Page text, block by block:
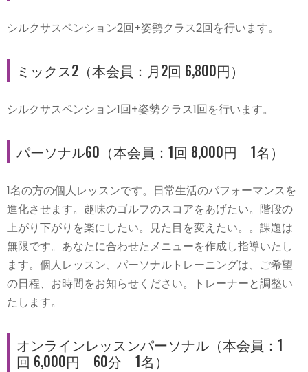
シルクサスペンション2回+姿勢クラス2回を行います。
ミックス2（本会員：月2回 6,800円）
シルクサスペンション1回+姿勢クラス1回を行います。
パーソナル60（本会員：1回 8,000円 1名）
1名の方の個人レッスンです。日常生活のパフォーマンスを
進化させます。趣味のゴルフのスコアをあげたい。階段の
上がり下がりを楽にしたい。見た目を変えたい。。課題は
無限です。あなたに合わせたメニューを作成し指導いたし
ます。個人レッスン、パーソナルトレーニングは、ご希望
の日程、お時間をお知らせください。トレーナーと調整い
たします。
オンラインレッスンパーソナル（本会員：1
回 6,000円 60分 1名）